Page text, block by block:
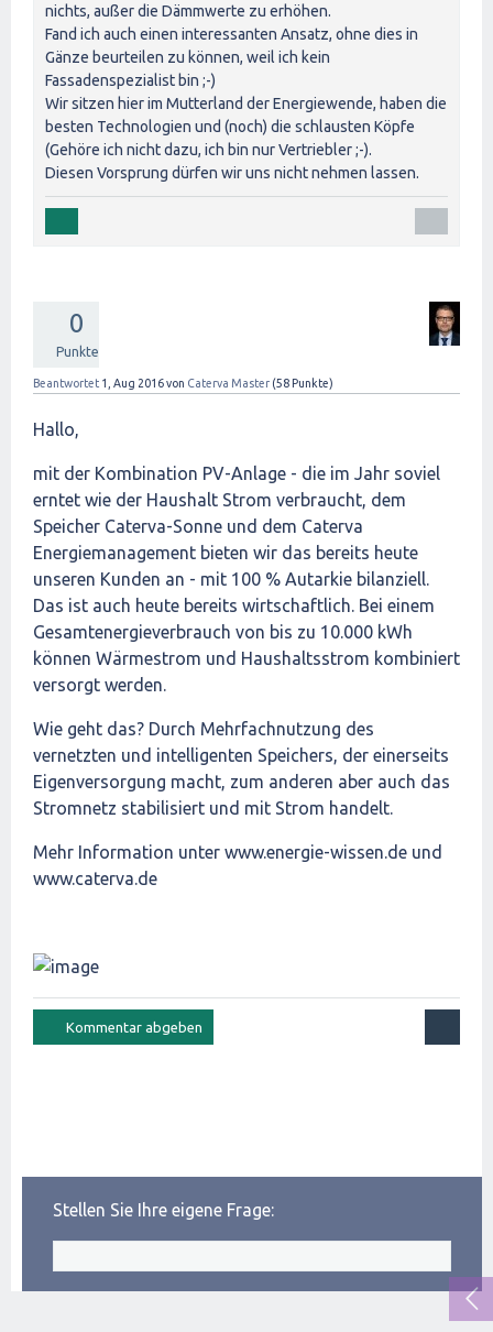
nichts, außer die Dämmwerte zu erhöhen.
Fand ich auch einen interessanten Ansatz, ohne dies in
Gänze beurteilen zu können, weil ich kein
Fassadenspezialist bin ;-)
Wir sitzen hier im Mutterland der Energiewende, haben die
besten Technologien und (noch) die schlausten Köpfe
(Gehöre ich nicht dazu, ich bin nur Vertriebler ;-).
Diesen Vorsprung dürfen wir uns nicht nehmen lassen.
0
Punkte
Beantwortet 1, Aug 2016von Caterva Master (58 Punkte)
Hallo,
mit der Kombination PV-Anlage - die im Jahr soviel
erntet wie der Haushalt Strom verbraucht, dem
Speicher Caterva-Sonne und dem Caterva
Energiemanagement bieten wir das bereits heute
unseren Kunden an - mit 100 % Autarkie bilanziell.
Das ist auch heute bereits wirtschaftlich. Bei einem
Gesamtenergieverbrauch von bis zu 10.000 kWh
können Wärmestrom und Haushaltsstrom kombiniert
versorgt werden.
Wie geht das? Durch Mehrfachnutzung des
vernetzten und intelligenten Speichers, der einerseits
Eigenversorgung macht, zum anderen aber auch das
Stromnetz stabilisiert und mit Strom handelt.
Mehr Information unter www.energie-wissen.de und
www.caterva.de
Stellen Sie Ihre eigene Frage: